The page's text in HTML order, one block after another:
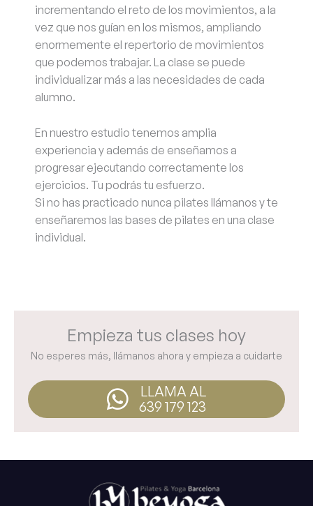
incrementando el reto de los movimientos, a la
vez que nos guían en los mismos, ampliando
enormemente el repertorio de movimientos
que podemos trabajar. La clase se puede
individualizar más a las necesidades de cada
alumno.
En nuestro estudio tenemos amplia
experiencia y además de enseñamos a
progresar ejecutando correctamente los
ejercicios. Tu podrás tu esfuerzo.
Si no has practicado nunca pilates llámanos y te
enseñaremos las bases de pilates en una clase
individual.
Empieza tus clases hoy
No esperes más, llámanos ahora y empieza a cuidarte
LLAMA AL
639 179 123